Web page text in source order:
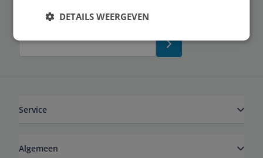
Schrijf je in voor onze nieuwsbrief
Service
Algemeen
DETAILS WEERGEVEN